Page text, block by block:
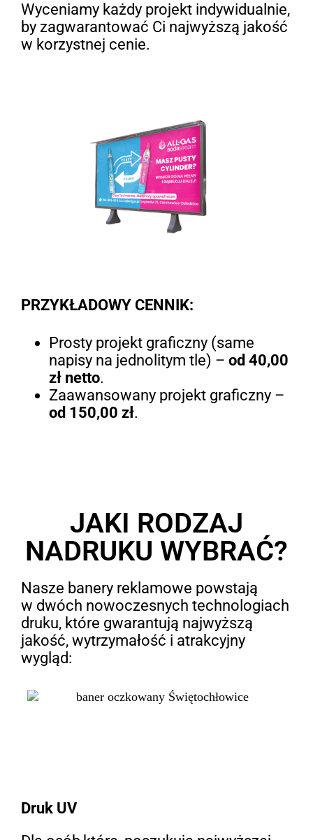
Wyceniamy każdy projekt indywidualnie,
by zagwarantować Ci najwyższą jakość
w korzystnej cenie.
PRZYKŁADOWY CENNIK:
Prosty projekt graficzny (same
napisy na jednolitym tle) – od 40,00
zł netto.
Zaawansowany projekt graficzny –
od 150,00 zł.
JAKI RODZAJ
NADRUKU WYBRAĆ?
Nasze banery reklamowe powstają
w dwóch nowoczesnych technologiach
druku, które gwarantują najwyższą
jakość, wytrzymałość i atrakcyjny
wygląd:
Druk UV